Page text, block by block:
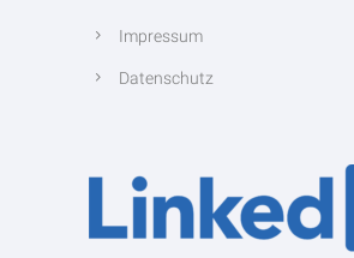
Impressum
Datenschutz